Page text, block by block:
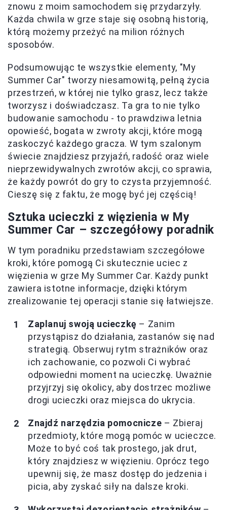
znowu z moim samochodem się przydarzyły.
Każda chwila w grze staje się osobną historią,
którą możemy przeżyć na milion różnych
sposobów.
Podsumowując te wszystkie elementy, "My
Summer Car" tworzy niesamowitą, pełną życia
przestrzeń, w której nie tylko grasz, lecz także
tworzysz i doświadczasz. Ta gra to nie tylko
budowanie samochodu - to prawdziwa letnia
opowieść, bogata w zwroty akcji, które mogą
zaskoczyć każdego gracza. W tym szalonym
świecie znajdziesz przyjaźń, radość oraz wiele
nieprzewidywalnych zwrotów akcji, co sprawia,
że każdy powrót do gry to czysta przyjemność.
Cieszę się z faktu, że mogę być jej częścią!
Sztuka ucieczki z więzienia w My
Summer Car – szczegółowy poradnik
W tym poradniku przedstawiam szczegółowe
kroki, które pomogą Ci skutecznie uciec z
więzienia w grze My Summer Car. Każdy punkt
zawiera istotne informacje, dzięki którym
zrealizowanie tej operacji stanie się łatwiejsze.
Zaplanuj swoją ucieczkę – Zanim
przystąpisz do działania, zastanów się nad
strategią. Obserwuj rytm strażników oraz
ich zachowanie, co pozwoli Ci wybrać
odpowiedni moment na ucieczkę. Uważnie
przyjrzyj się okolicy, aby dostrzec możliwe
drogi ucieczki oraz miejsca do ukrycia.
Znajdź narzędzia pomocnicze – Zbieraj
przedmioty, które mogą pomóc w ucieczce.
Może to być coś tak prostego, jak drut,
który znajdziesz w więzieniu. Oprócz tego
upewnij się, że masz dostęp do jedzenia i
picia, aby zyskać siły na dalsze kroki.